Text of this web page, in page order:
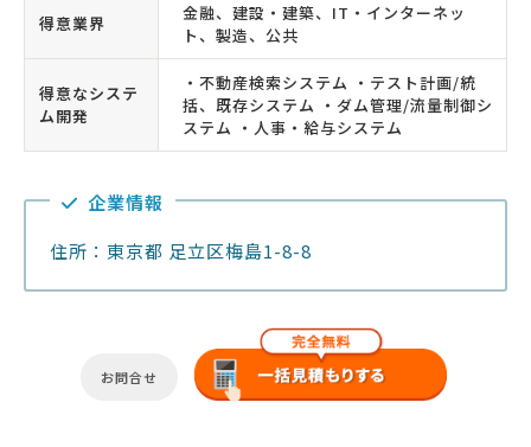
得意業界
金融、建設・建築、IT・インターネッ
ト、製造、公共
得意なシステ
ム開発
・不動産検索システム ・テスト計画/統
括、既存システム ・ダム管理/流量制御シ
ステム ・人事・給与システム
企業情報
住所：東京都 足立区梅島1-8-8
お問合せ